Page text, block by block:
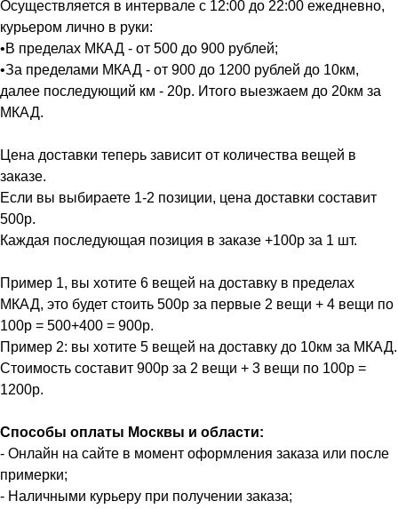
Осуществляется в интервале с 12:00 до 22:00 ежедневно,
курьером лично в руки:
•В пределах МКАД - от 500 до 900 рублей;
•За пределами МКАД - от 900 до 1200 рублей до 10км,
далее последующий км - 20р. Итого выезжаем до 20км за
МКАД.
Цена доставки теперь зависит от количества вещей в
заказе.
Если вы выбираете 1-2 позиции, цена доставки составит
500р.
Каждая последующая позиция в заказе +100р за 1 шт.
Пример 1, вы хотите 6 вещей на доставку в пределах
МКАД, это будет стоить 500р за первые 2 вещи + 4 вещи по
100р = 500+400 = 900р.
Пример 2: вы хотите 5 вещей на доставку до 10км за МКАД.
Стоимость составит 900р за 2 вещи + 3 вещи по 100р =
1200р.
Способы оплаты Москвы и области:
- Онлайн на сайте в момент оформления заказа или после
примерки;
- Наличными курьеру при получении заказа;